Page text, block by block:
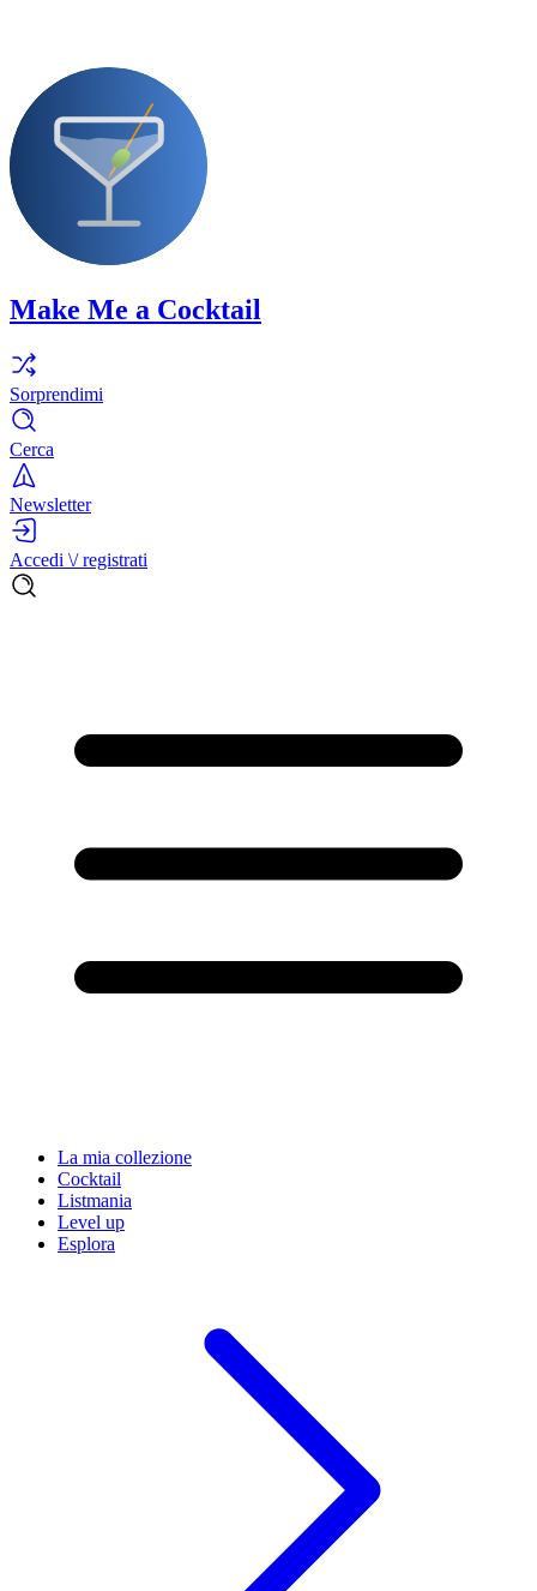
Make Me a Cocktail
Sorprendimi
Cerca
Newsletter
Accedi \/ registrati
La mia collezione
Cocktail
Listmania
Level up
Esplora